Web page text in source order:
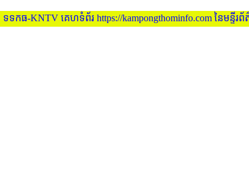
គេហទំព័រ https://kampongthominfo.com នៃមន្ទីរព័ត៌មា